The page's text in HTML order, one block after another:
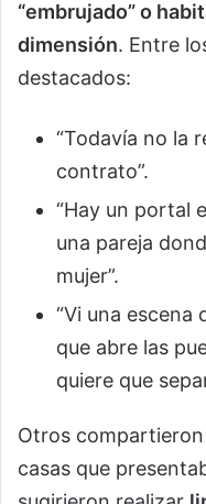
“embrujado” o
dimensión. Entre
destacados:
“Todavía no la
contrato”.
“Hay un portal
una pareja
mujer”.
“Vi una escena
que abre las
quiere que
Otros
casas que